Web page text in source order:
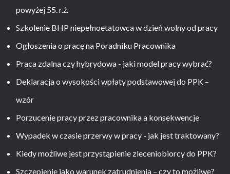
powyżej 55. r.ż.
Szkolenie BHP niepełnoetatowca w dzień wolny od pracy
Ogłoszenia o pracę na Poradniku Pracownika
Praca zdalna czy hybrydowa - jaki model pracy wybrać?
Deklaracja o wysokości wpłaty podstawowej do PPK –
wzór
Porzucenie pracy przez pracownika a konsekwencje
Wypadek w czasie przerwy w pracy - jak jest traktowany?
Kiedy możliwe jest przystąpienie zleceniobiorcy do PPK?
Szczepienie jako warunek zatrudnienia – czy to możliwe?